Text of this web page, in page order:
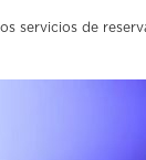
servicios de